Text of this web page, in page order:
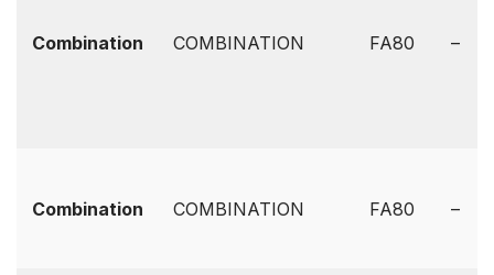
Combination COMBINATION FA80 –
Combination COMBINATION FA80 –